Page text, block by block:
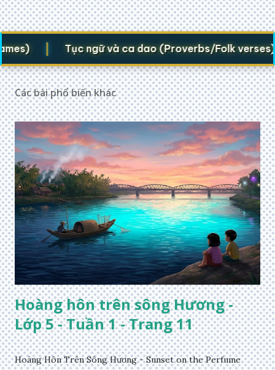
| Tục ngữ và ca dao (Proverbs/Folk verses) |
Các bài phổ biến khác
Hoàng hôn trên sông Hương -
Lớp 5 - Tuần 1 - Trang 11
Hoàng Hôn Trên Sông Hương - Sunset on the Perfume